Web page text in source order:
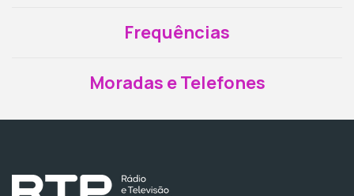
Frequências
Moradas e Telefones